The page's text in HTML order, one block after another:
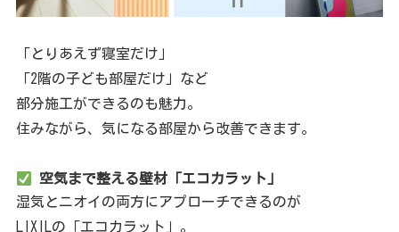
「とりあえず寝室だけ」
「2階の子ども部屋だけ」など
部分施工ができるのも魅力。
住みながら、気になる部屋から改善できます。
空気まで整える壁材「エコカラット」
湿気とニオイの両方にアプローチできるのが
LIXILの「エコカラット」。